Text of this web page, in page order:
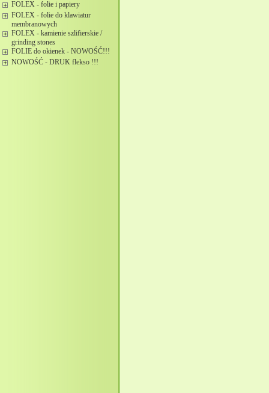
FOLEX - folie i papiery
FOLEX - folie do klawiatur
membranowych
FOLEX - kamienie szlifierskie /
grinding stones
FOLIE do okienek - NOWOŚĆ!!!
NOWOŚĆ - DRUK flekso !!!